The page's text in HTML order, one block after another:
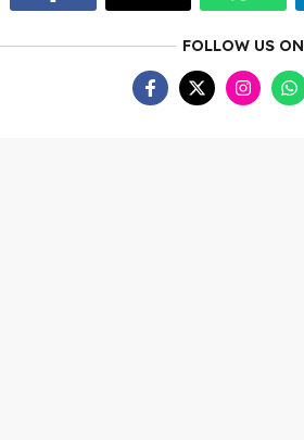
FOLLOW US ON